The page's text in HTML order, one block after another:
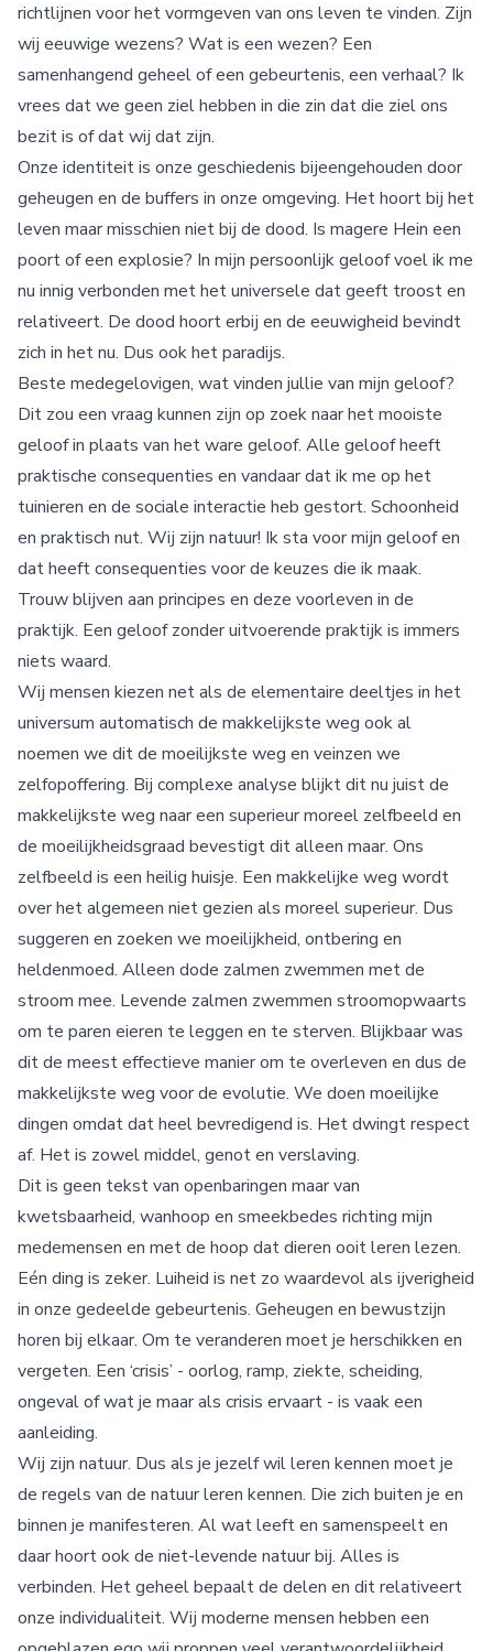
richtlijnen voor het vormgeven van ons leven te vinden. Zijn
wij eeuwige wezens? Wat is een wezen? Een
samenhangend geheel of een gebeurtenis, een verhaal? Ik
vrees dat we geen ziel hebben in die zin dat die ziel ons
bezit is of dat wij dat zijn.
Onze identiteit is onze geschiedenis bijeengehouden door
geheugen en de buffers in onze omgeving. Het hoort bij het
leven maar misschien niet bij de dood. Is magere Hein een
poort of een explosie? In mijn persoonlijk geloof voel ik me
nu innig verbonden met het universele dat geeft troost en
relativeert. De dood hoort erbij en de eeuwigheid bevindt
zich in het nu. Dus ook het paradijs.
Beste medegelovigen, wat vinden jullie van mijn geloof?
Dit zou een vraag kunnen zijn op zoek naar het mooiste
geloof in plaats van het ware geloof. Alle geloof heeft
praktische consequenties en vandaar dat ik me op het
tuinieren en de sociale interactie heb gestort. Schoonheid
en praktisch nut. Wij zijn natuur! Ik sta voor mijn geloof en
dat heeft consequenties voor de keuzes die ik maak.
Trouw blijven aan principes en deze voorleven in de
praktijk. Een geloof zonder uitvoerende praktijk is immers
niets waard.
Wij mensen kiezen net als de elementaire deeltjes in het
universum automatisch de makkelijkste weg ook al
noemen we dit de moeilijkste weg en veinzen we
zelfopoffering. Bij complexe analyse blijkt dit nu juist de
makkelijkste weg naar een superieur moreel zelfbeeld en
de moeilijkheidsgraad bevestigt dit alleen maar. Ons
zelfbeeld is een heilig huisje. Een makkelijke weg wordt
over het algemeen niet gezien als moreel superieur. Dus
suggeren en zoeken we moeilijkheid, ontbering en
heldenmoed. Alleen dode zalmen zwemmen met de
stroom mee. Levende zalmen zwemmen stroomopwaarts
om te paren eieren te leggen en te sterven. Blijkbaar was
dit de meest effectieve manier om te overleven en dus de
makkelijkste weg voor de evolutie. We doen moeilijke
dingen omdat dat heel bevredigend is. Het dwingt respect
af. Het is zowel middel, genot en verslaving.
Dit is geen tekst van openbaringen maar van
kwetsbaarheid, wanhoop en smeekbedes richting mijn
medemensen en met de hoop dat dieren ooit leren lezen.
Eén ding is zeker. Luiheid is net zo waardevol als ijverigheid
in onze gedeelde gebeurtenis. Geheugen en bewustzijn
horen bij elkaar. Om te veranderen moet je herschikken en
vergeten. Een ‘crisis’ - oorlog, ramp, ziekte, scheiding,
ongeval of wat je maar als crisis ervaart - is vaak een
aanleiding.
Wij zijn natuur. Dus als je jezelf wil leren kennen moet je
de regels van de natuur leren kennen. Die zich buiten je en
binnen je manifesteren. Al wat leeft en samenspeelt en
daar hoort ook de niet-levende natuur bij. Alles is
verbinden. Het geheel bepaalt de delen en dit relativeert
onze individualiteit. Wij moderne mensen hebben een